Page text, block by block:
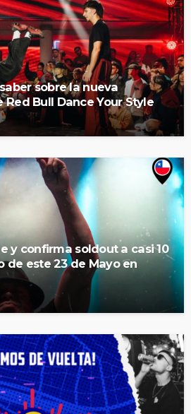
sobre la nueva
Bull Dance Your Style
y confirma soldout a casi 10
de este 23 de Mayo en